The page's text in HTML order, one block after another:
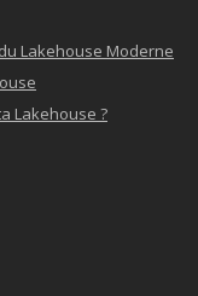
Lakehouse Moderne
Lakehouse ?